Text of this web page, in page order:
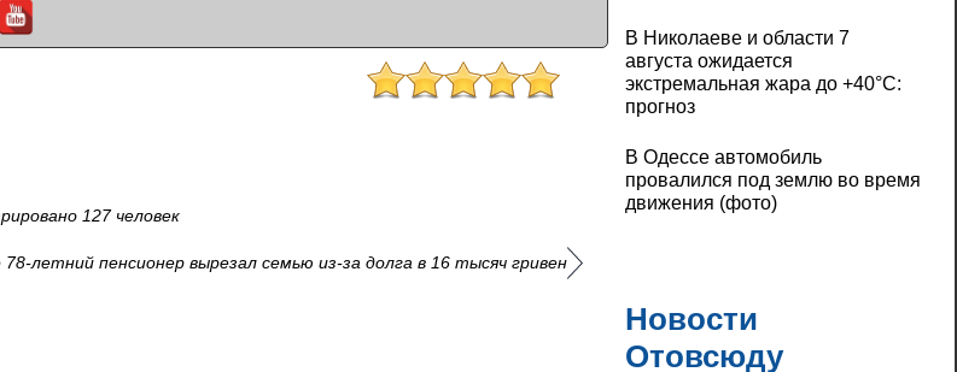
127 человек
летний пенсионер вырезал семью из-за долга в 16 тысяч гривен
В Николаеве и области 7
августа ожидается
экстремальная жара до +40°C:
прогноз
В Одессе автомобиль
провалился под землю во время
движения (фото)
Новости
Отовсюду